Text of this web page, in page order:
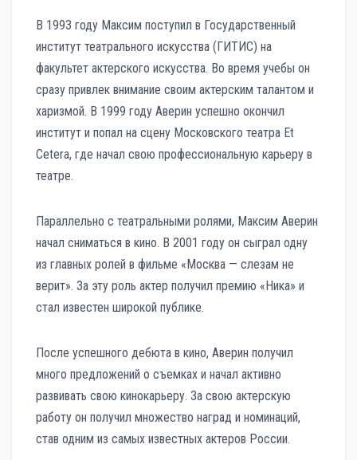
В 1993 году Максим поступил в Государственный
институт театрального искусства (ГИТИС) на
факультет актерского искусства. Во время учебы он
сразу привлек внимание своим актерским талантом и
харизмой. В 1999 году Аверин успешно окончил
институт и попал на сцену Московского театра Et
Cetera, где начал свою профессиональную карьеру в
театре.
Параллельно с театральными ролями, Максим Аверин
начал сниматься в кино. В 2001 году он сыграл одну
из главных ролей в фильме «Москва — слезам не
верит». За эту роль актер получил премию «Ника» и
стал известен широкой публике.
После успешного дебюта в кино, Аверин получил
много предложений о съемках и начал активно
развивать свою кинокарьеру. За свою актерскую
работу он получил множество наград и номинаций,
став одним из самых известных актеров России.